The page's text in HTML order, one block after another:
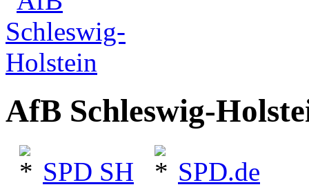
AfB Schleswig-
SPD SH
SPD.de